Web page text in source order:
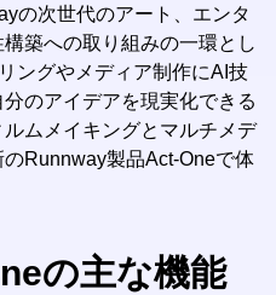
の次世代のアート、エンタ
築への取り組みの一環とし
ングやメディア制作にAI技
のアイデアを現実化できる
ムメイキングとマルチメデ
Runnway製品Act-Oneで体
の主な機能